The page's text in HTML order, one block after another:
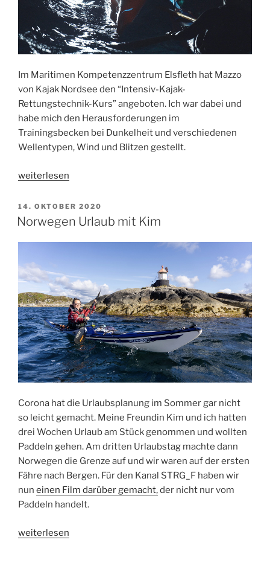
Im Maritimen Kompetenzzentrum Elsfleth hat Mazzo
von Kajak Nordsee den “Intensiv-Kajak-
Rettungstechnik-Kurs” angeboten. Ich war dabei und
habe mich den Herausforderungen im
Trainingsbecken bei Dunkelheit und verschiedenen
Wellentypen, Wind und Blitzen gestellt.
„Kajak
für
den
bei
Nacht,
Wellen
und
Gewitter“
weiterlesen
VERÖFFENTLICHT
AM
14. OKTOBER 2020
Norwegen Urlaub mit Kim
Corona hat die Urlaubsplanung im Sommer gar nicht
so leicht gemacht. Meine Freundin Kim und ich hatten
drei Wochen Urlaub am Stück genommen und wollten
Paddeln gehen. Am dritten Urlaubstag machte dann
Norwegen die Grenze auf und wir waren auf der ersten
Fähre nach Bergen. Für den Kanal STRG_F haben wir
nun einen Film darüber gemacht,der nicht nur vom
Paddeln handelt.
„Norwegen
weiterlesen